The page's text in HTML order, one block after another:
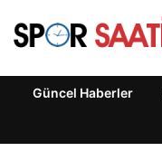
Güncel Haberler